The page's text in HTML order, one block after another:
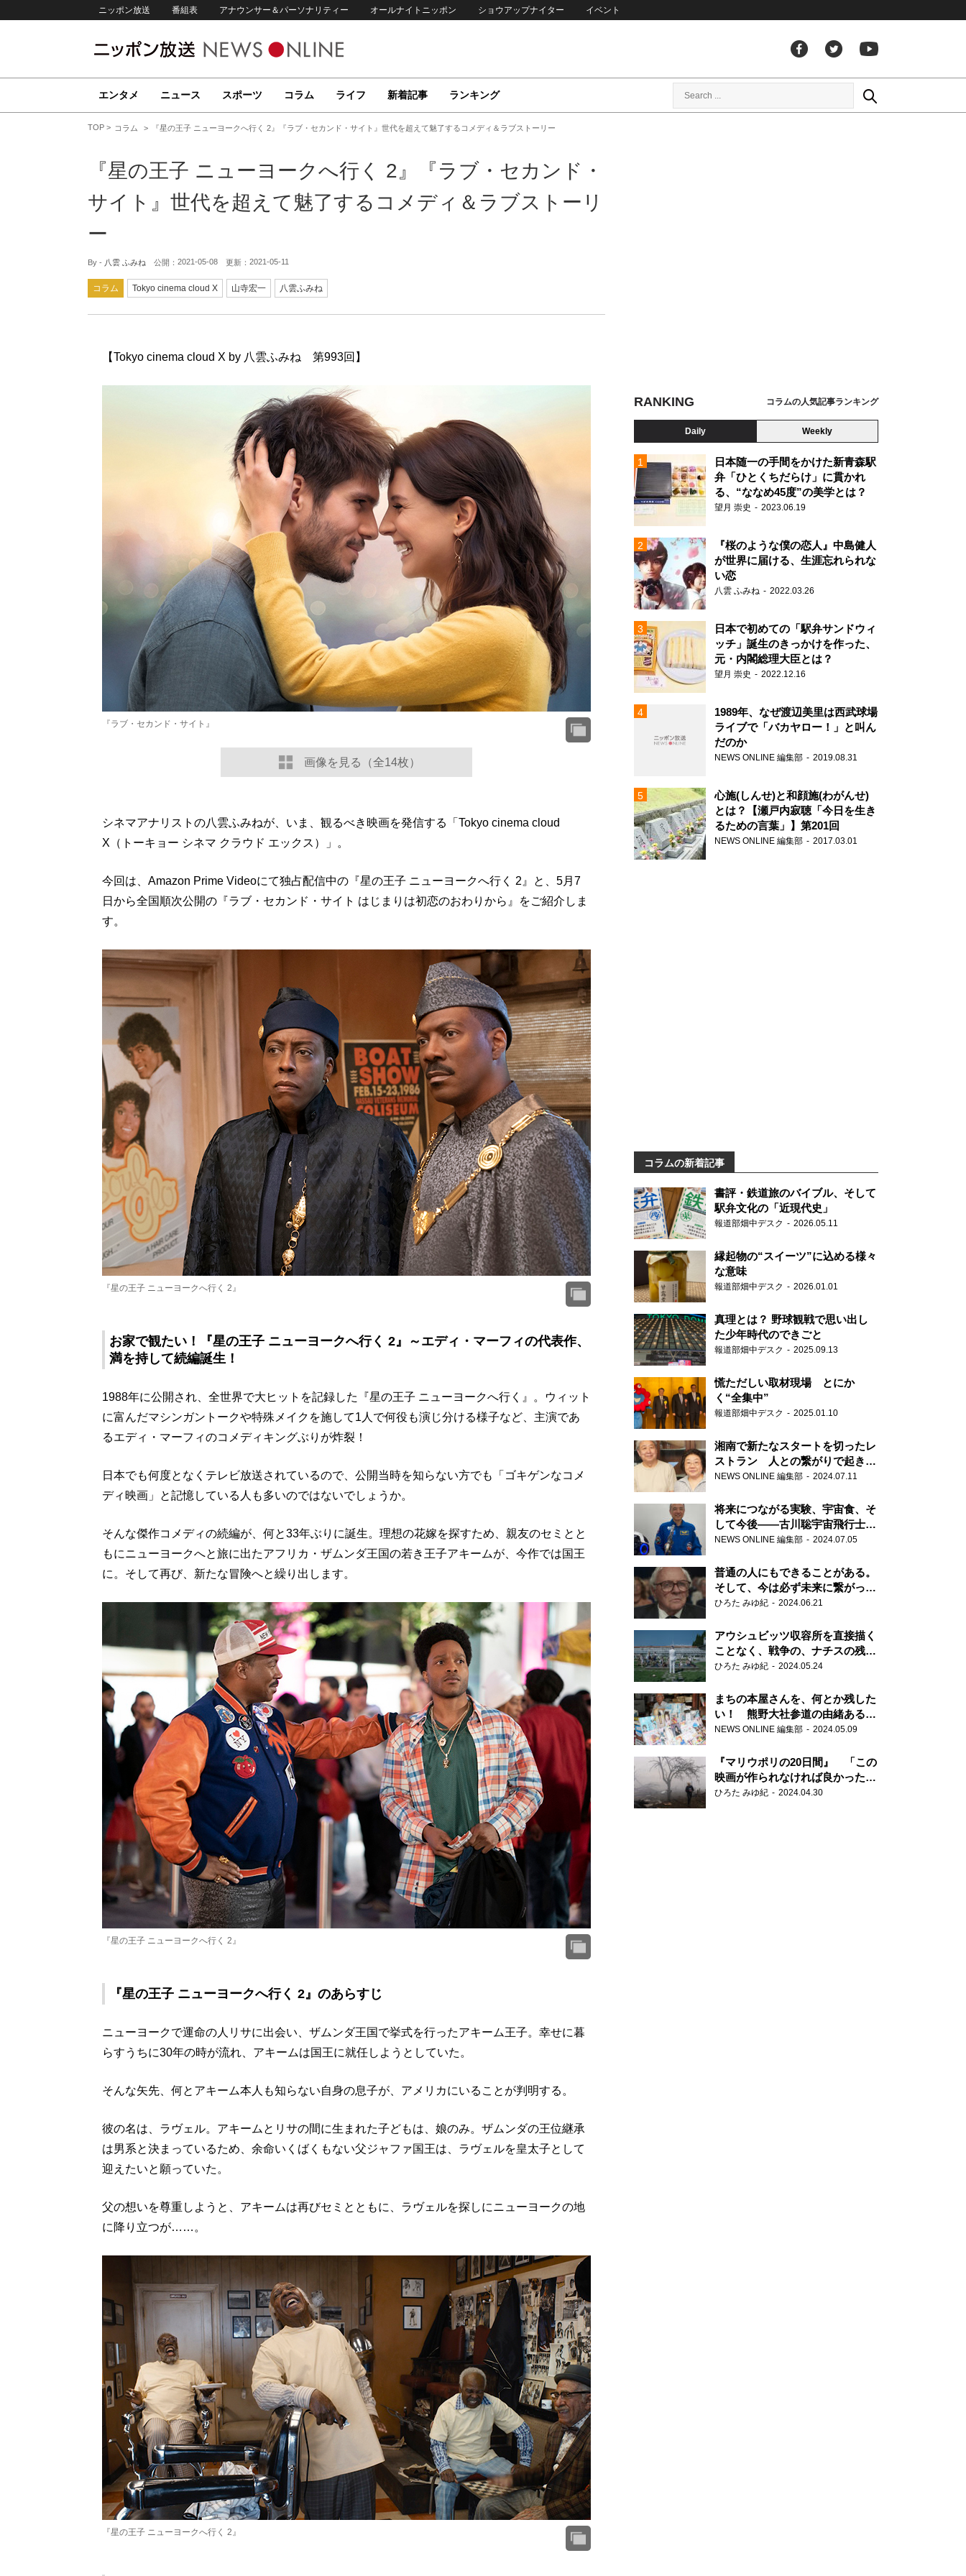
ニッポン放送 番組表 アナウンサー＆パーソナリティー オールナイトニッポン ショウアップナイター イベント
エンタメ ニュース スポーツ コラム ライフ 新着記事 ランキング
TOP コラム 『星の王子 ニューヨークへ行く 2』『ラブ・セカンド・サイト』世代を超えて魅了するコメディ＆ラブストーリー
『星の王子 ニューヨークへ行く 2』『ラブ・セカンド・
サイト』世代を超えて魅了するコメディ＆ラブストーリ
ー
By - 八雲 ふみね 公開： 2021-05-08 更新： 2021-05-11
コラム Tokyo cinema cloud X 山寺宏一 八雲ふみね
【Tokyo cinema cloud X by 八雲ふみね 第993回】
画像を見る（全14枚）
『ラブ・セカンド・サイト』
シネマアナリストの八雲ふみねが、いま、観るべき映画を発信する「Tokyo cinema cloud
X（トーキョー シネマ クラウド エックス）」。
今回は、Amazon Prime Videoにて独占配信中の『星の王子 ニューヨークへ行く 2』と、5月7
日から全国順次公開の『ラブ・セカンド・サイト はじまりは初恋のおわりから』をご紹介しま
す。
『星の王子 ニューヨークへ行く 2』
お家で観たい！『星の王子 ニューヨークへ行く 2』～エディ・マーフィの代表作、
満を持して続編誕生！
1988年に公開され、全世界で大ヒットを記録した『星の王子 ニューヨークへ行く』。ウィット
に富んだマシンガントークや特殊メイクを施して1人で何役も演じ分ける様子など、主演であ
るエディ・マーフィのコメディキングぶりが炸裂！
日本でも何度となくテレビ放送されているので、公開当時を知らない方でも「ゴキゲンなコメ
ディ映画」と記憶している人も多いのではないでしょうか。
そんな傑作コメディの続編が、何と33年ぶりに誕生。理想の花嫁を探すため、親友のセミとと
もにニューヨークへと旅に出たアフリカ・ザムンダ王国の若き王子アキームが、今作では国王
に。そして再び、新たな冒険へと繰り出します。
『星の王子 ニューヨークへ行く 2』
『星の王子 ニューヨークへ行く 2』のあらすじ
ニューヨークで運命の人リサに出会い、ザムンダ王国で挙式を行ったアキーム王子。幸せに暮
らすうちに30年の時が流れ、アキームは国王に就任しようとしていた。
そんな矢先、何とアキーム本人も知らない自身の息子が、アメリカにいることが判明する。
彼の名は、ラヴェル。アキームとリサの間に生まれた子どもは、娘のみ。ザムンダの王位継承
は男系と決まっているため、余命いくばくもない父ジャファ国王は、ラヴェルを皇太子として
迎えたいと願っていた。
父の想いを尊重しようと、アキームは再びセミとともに、ラヴェルを探しにニューヨークの地
に降り立つが……。
『星の王子 ニューヨークへ行く 2』
RANKING コラムの人気記事ランキング
Daily Weekly
日本随一の手間をかけた新青森駅
弁「ひとくちだらけ」に貫かれ
る、“ななめ45度”の美学とは？
望月 崇史 2023.06.19
『桜のような僕の恋人』中島健人
が世界に届ける、生涯忘れられな
い恋
八雲 ふみね 2022.03.26
日本で初めての「駅弁サンドウィ
ッチ」誕生のきっかけを作った、
元・内閣総理大臣とは？
望月 崇史 2022.12.16
1989年、なぜ渡辺美里は西武球場
ライブで「バカヤロー！」と叫ん
だのか
NEWS ONLINE 編集部 2019.08.31
心施(しんせ)と和顔施(わがんせ)
とは？【瀬戸内寂聴「今日を生き
るための言葉」】第201回
NEWS ONLINE 編集部 2017.03.01
コラムの新着記事
書評・鉄道旅のバイブル、そして
駅弁文化の「近現代史」
報道部畑中デスク 2026.05.11
縁起物の“スイーツ”に込める様々
な意味
報道部畑中デスク 2026.01.01
真理とは？ 野球観戦で思い出し
た少年時代のできごと
報道部畑中デスク 2025.09.13
慌ただしい取材現場 とにか
く“全集中”
報道部畑中デスク 2025.01.10
湘南で新たなスタートを切ったレ
ストラン 人との繋がりで起きた
奇跡
NEWS ONLINE 編集部 2024.07.11
将来につながる実験、宇宙食、そ
して今後――古川聡宇宙飛行士単
独インタビュー
NEWS ONLINE 編集部 2024.07.05
普通の人にもできることがある。
そして、今は必ず未来に繋がって
いく……『ONE LIFE 奇跡が繋い
ひろた みゆ紀 2024.06.21
アウシュビッツ収容所を直接描く
ことなく、戦争の、ナチスの残虐
さが見える映画 『関心領域』
ひろた みゆ紀 2024.05.24
まちの本屋さんを、何とか残した
い！ 熊野大社参道の由緒ある書
店・三代目の強い思い
NEWS ONLINE 編集部 2024.05.09
『マリウポリの20日間』 「この
映画が作られなければ良かった」
と語る監督
ひろた みゆ紀 2024.04.30